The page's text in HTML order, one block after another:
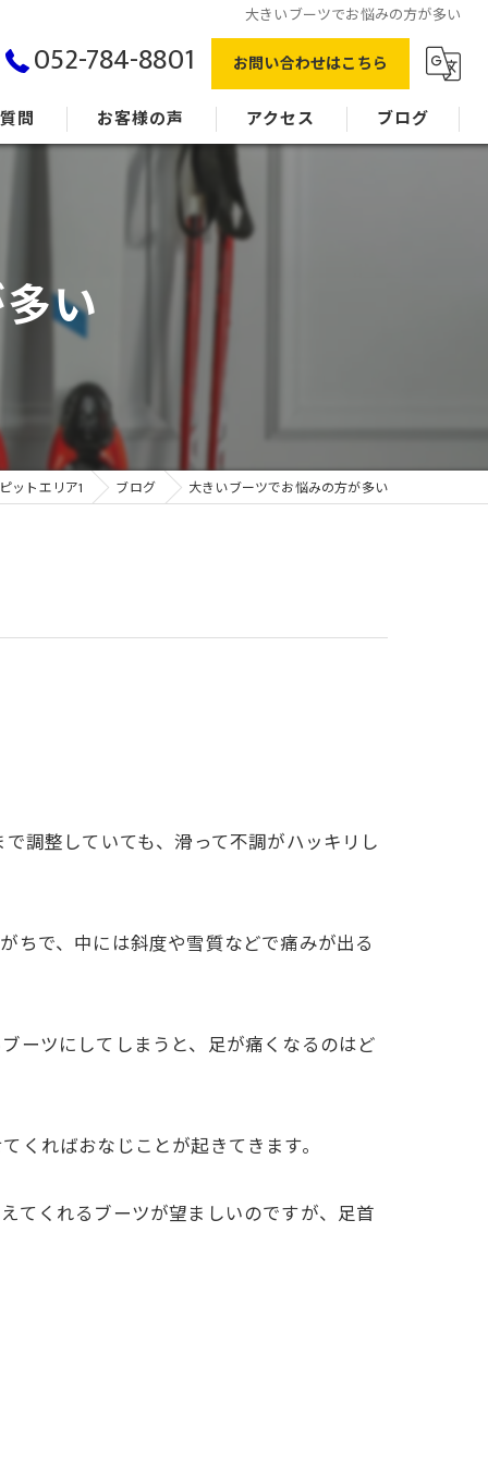
大きいブーツでお悩みの方が多い
052-784-8801 お問い合わせはこちら
問 お客様の声 アクセス ブログ
い
ットエリア1 ブログ 大きいブーツでお悩みの方が多い
調整していても、滑って不調がハッキリし
ちで、中には斜度や雪質などで痛みが出る
ーツにしてしまうと、足が痛くなるのはど
ればおなじことが起きてきます。
てくれるブーツが望ましいのですが、足首